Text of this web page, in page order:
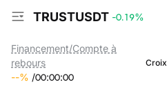
TRUSTUSDT -0.19%
Financement/Compte à
rebours
--% /00:00:00
Croix